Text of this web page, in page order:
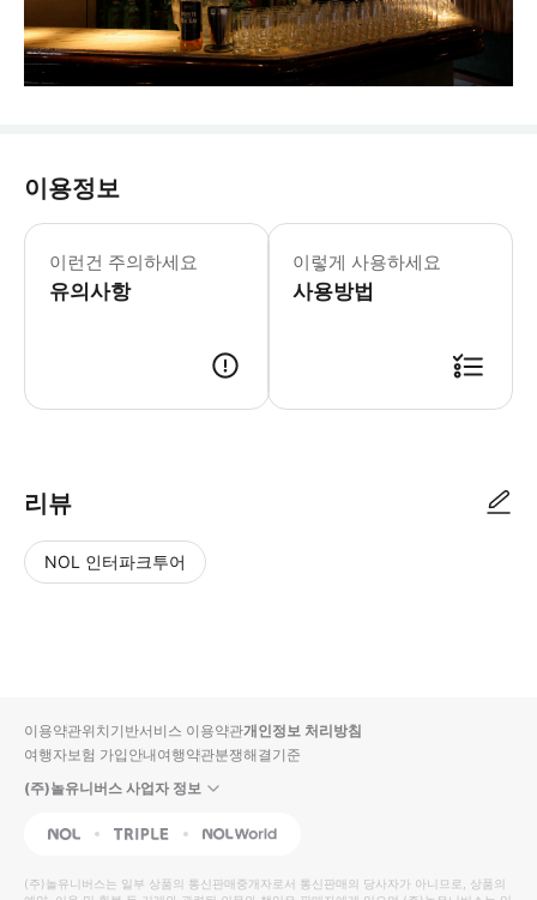
이용정보
이런건 주의하세요
유의사항
이렇게 사용하세요
사용방법
리뷰
NOL 인터파크투어
입니
다.
높
동
순
상
이용약관위치기반서비스 이용약관개인정보 처리방침
여행자보험 가입안내여행약관분쟁해결기준
(주)놀유니버스 사업자 정보
NOL Triple Interpark Global
(주)놀유니버스는 일부 상품의 통신판매중개자로서 통신판매의 당사자가 아니므로, 상품의